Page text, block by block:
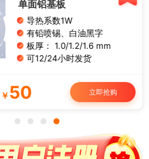
单面铝基板
导热系数1W
有铅喷锡、白油黑字
板厚： 1.0/1.2/1.6 mm
可12/24小时发货
￥ 50 立即抢购